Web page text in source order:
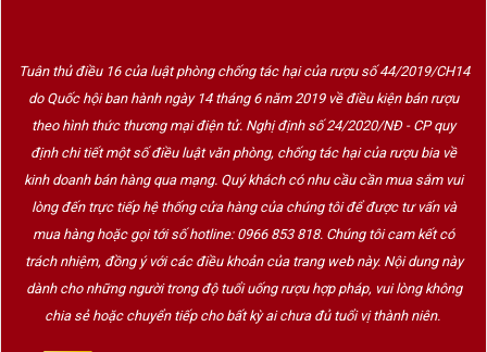
Tuân thủ điều 16 của luật phòng chống tác hại của rượu số 44/2019/CH14
do Quốc hội ban hành ngày 14 tháng 6 năm 2019 về điều kiện bán rượu
theo hình thức thương mại điện tử. Nghị định số 24/2020/NĐ - CP quy
định chi tiết một số điều luật văn phòng, chống tác hại của rượu bia về
kinh doanh bán hàng qua mạng. Quý khách có nhu cầu cần mua sắm vui
lòng đến trực tiếp hệ thống cửa hàng của chúng tôi để được tư vấn và
mua hàng hoặc gọi tới số hotline: 0966 853 818. Chúng tôi cam kết có
trách nhiệm, đồng ý với các điều khoản của trang web này. Nội dung này
dành cho những người trong độ tuổi uống rượu hợp pháp, vui lòng không
chia sẻ hoặc chuyển tiếp cho bất kỳ ai chưa đủ tuổi vị thành niên.